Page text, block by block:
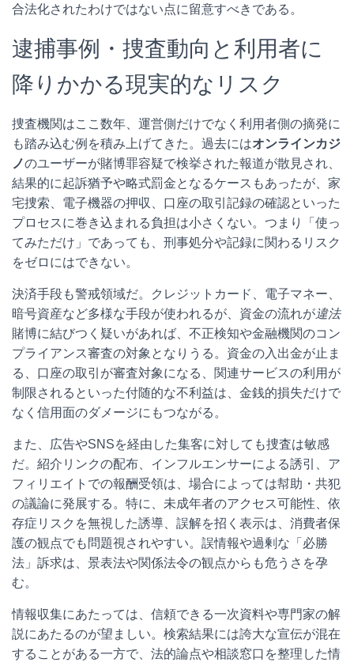
合法化されたわけではない点に留意すべきである。
逮捕事例・捜査動向と利用者に
降りかかる現実的なリスク
捜査機関はここ数年、運営側だけでなく利用者側の摘発に
も踏み込む例を積み上げてきた。過去にはオンラインカジ
ノのユーザーが賭博罪容疑で検挙された報道が散見され、
結果的に起訴猶予や略式罰金となるケースもあったが、家
宅捜索、電子機器の押収、口座の取引記録の確認といった
プロセスに巻き込まれる負担は小さくない。つまり「使っ
てみただけ」であっても、刑事処分や記録に関わるリスク
をゼロにはできない。
決済手段も警戒領域だ。クレジットカード、電子マネー、
暗号資産など多様な手段が使われるが、資金の流れが違法
賭博に結びつく疑いがあれば、不正検知や金融機関のコン
プライアンス審査の対象となりうる。資金の入出金が止ま
る、口座の取引が審査対象になる、関連サービスの利用が
制限されるといった付随的な不利益は、金銭的損失だけで
なく信用面のダメージにもつながる。
また、広告やSNSを経由した集客に対しても捜査は敏感
だ。紹介リンクの配布、インフルエンサーによる誘引、ア
フィリエイトでの報酬受領は、場合によっては幇助・共犯
の議論に発展する。特に、未成年者のアクセス可能性、依
存症リスクを無視した誘導、誤解を招く表示は、消費者保
護の観点でも問題視されやすい。誤情報や過剰な「必勝
法」訴求は、景表法や関係法令の観点からも危うさを孕
む。
情報収集にあたっては、信頼できる一次資料や専門家の解
説にあたるのが望ましい。検索結果には誇大な宣伝が混在
することがある一方で、法的論点や相談窓口を整理した情